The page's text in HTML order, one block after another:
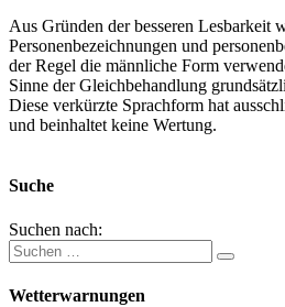
Aus Gründen der besseren Lesbarkeit
Personenbezeichnungen und
der Regel die männliche Form
Sinne der Gleichbehandlung
Diese verkürzte Sprachform hat
und beinhaltet keine Wertung.
Suche
Suchen nach:
Wetterwarnungen